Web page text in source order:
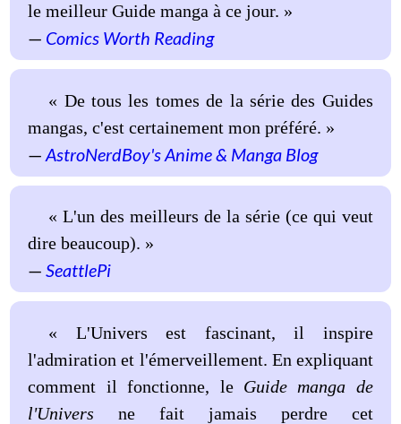
le meilleur Guide manga à ce jour. »
Comics Worth Reading
« De tous les tomes de la série des Guides
mangas, c'est certainement mon préféré. »
AstroNerdBoy's Anime & Manga Blog
« L'un des meilleurs de la série (ce qui veut
dire beaucoup). »
SeattlePi
« L'Univers est fascinant, il inspire
l'admiration et l'émerveillement. En expliquant
comment il fonctionne, le Guide manga de
l'Univers ne fait jamais perdre cet